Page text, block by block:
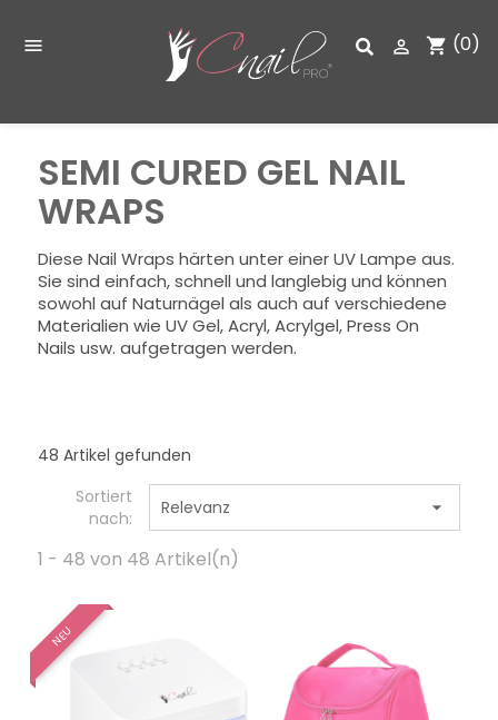
 shopping_cart (0)

SEMI CURED GEL NAIL
WRAPS
Diese Nail Wraps härten unter einer UV Lampe aus.
Sie sind einfach, schnell und langlebig und können
sowohl auf Naturnägel als auch auf verschiedene
Materialien wie UV Gel, Acryl, Acrylgel, Press On
Nails usw. aufgetragen werden.
48 Artikel gefunden
Sortiert
nach:
Relevanz 
1 - 48 von 48 Artikel(n)
NEU